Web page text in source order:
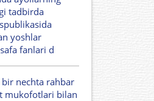
tadbirda
yoshlar
fanlari d
nechta rahbar
mukofotlari bilan